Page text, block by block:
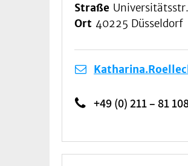
Straße Universitätsstr.
Ort 40225 Düsseldorf
+49 (0) 211 – 81